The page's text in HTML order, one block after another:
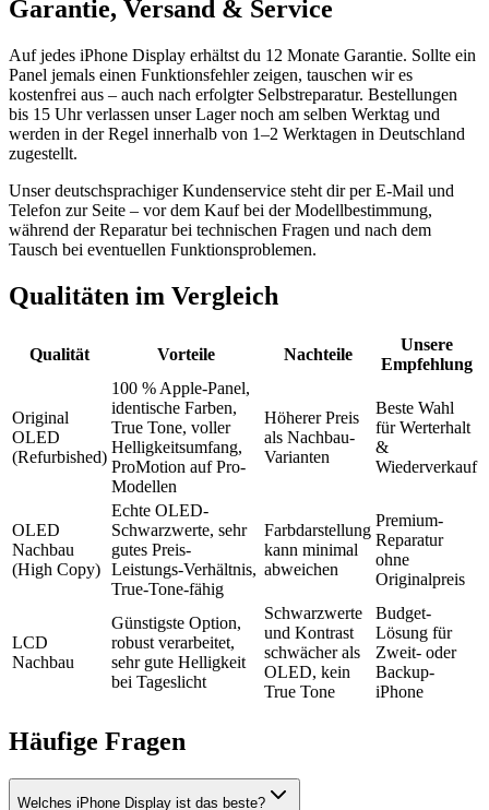
Garantie, Versand & Service
Auf jedes iPhone Display erhältst du 12 Monate Garantie. Sollte ein
Panel jemals einen Funktionsfehler zeigen, tauschen wir es
kostenfrei aus – auch nach erfolgter Selbstreparatur. Bestellungen
bis 15 Uhr verlassen unser Lager noch am selben Werktag und
werden in der Regel innerhalb von 1–2 Werktagen in Deutschland
zugestellt.
Unser deutschsprachiger Kundenservice steht dir per E-Mail und
Telefon zur Seite – vor dem Kauf bei der Modellbestimmung,
während der Reparatur bei technischen Fragen und nach dem
Tausch bei eventuellen Funktionsproblemen.
Qualitäten im Vergleich
Qualität Vorteile Nachteile
Unsere
Empfehlung
Original
OLED
(Refurbished)
100 % Apple-Panel,
identische Farben,
True Tone, voller
Helligkeitsumfang,
ProMotion auf Pro-
Modellen
Höherer Preis
als Nachbau-
Varianten
Beste Wahl
für Werterhalt
&
Wiederverkauf
OLED
Nachbau
(High Copy)
Echte OLED-
Schwarzwerte, sehr
gutes Preis-
Leistungs-Verhältnis,
True-Tone-fähig
Farbdarstellung
kann minimal
abweichen
Premium-
Reparatur
ohne
Originalpreis
LCD
Nachbau
Günstigste Option,
robust verarbeitet,
sehr gute Helligkeit
bei Tageslicht
Schwarzwerte
und Kontrast
schwächer als
OLED, kein
True Tone
Budget-
Lösung für
Zweit- oder
Backup-
iPhone
Häufige Fragen
Welches iPhone Display ist das beste?